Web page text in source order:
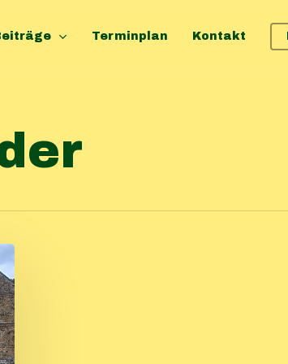
Terminplan Kontakt